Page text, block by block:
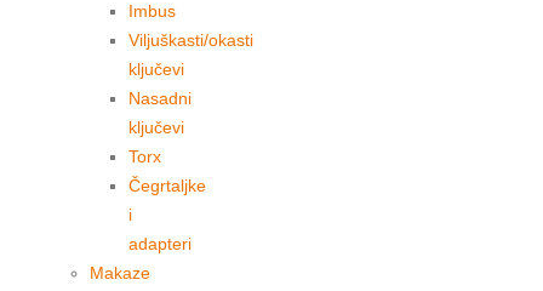
Imbus
Viljuškasti/okasti
ključevi
Nasadni
ključevi
Torx
Čegrtaljke
i
adapteri
Makaze